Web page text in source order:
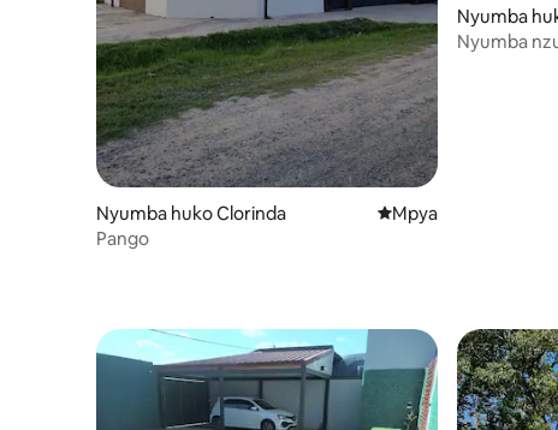
Nyumba huko Clorinda Eneo jipya la kukaa
Mpya
Pango
Nyumba
Nyumba